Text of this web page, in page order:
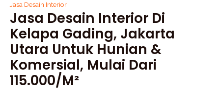
Jasa Desain Interior
Jasa Desain Interior Di
Kelapa Gading, Jakarta
Utara Untuk Hunian &
Komersial, Mulai Dari
115.000/m²